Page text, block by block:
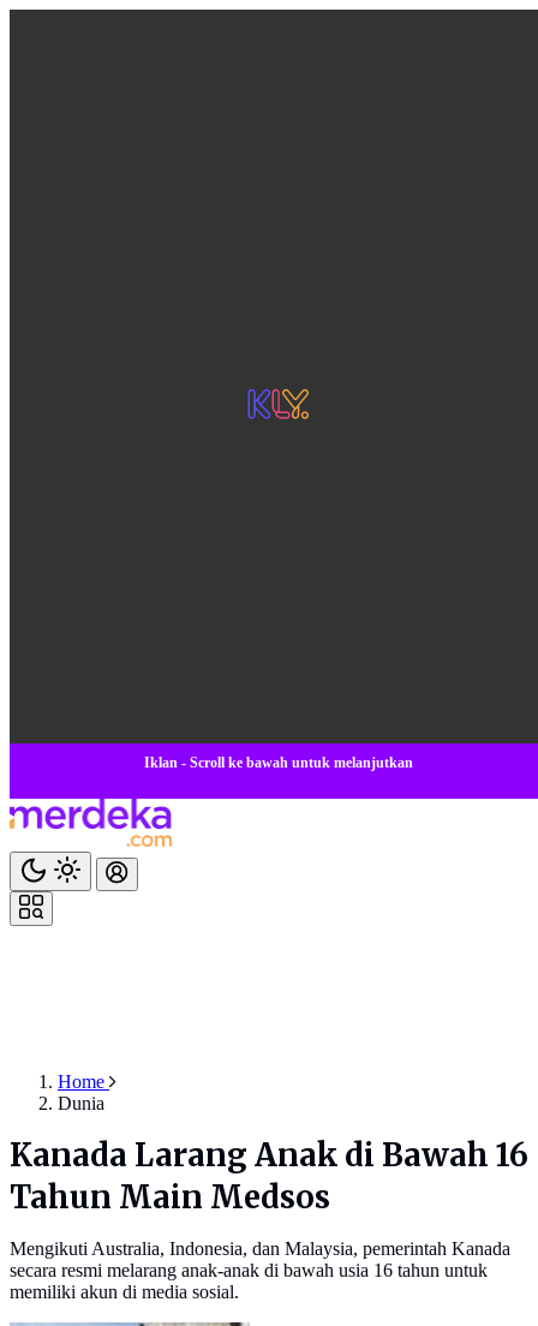
Iklan - Scroll ke bawah untuk melanjutkan
Home
Dunia
Kanada Larang Anak di Bawah 16
Tahun Main Medsos
Mengikuti Australia, Indonesia, dan Malaysia, pemerintah Kanada
secara resmi melarang anak-anak di bawah usia 16 tahun untuk
memiliki akun di media sosial.